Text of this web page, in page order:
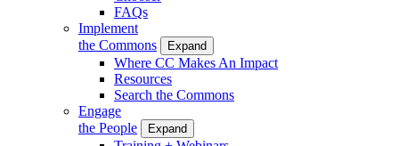
FAQs
Implement
the Commons
Expand
Where CC Makes An Impact
Resources
Search the Commons
Engage
the People
Expand